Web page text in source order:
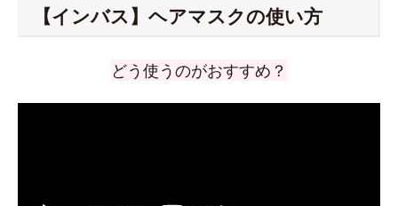
【インバス】ヘアマスクの使い方
どう使うのがおすすめ？